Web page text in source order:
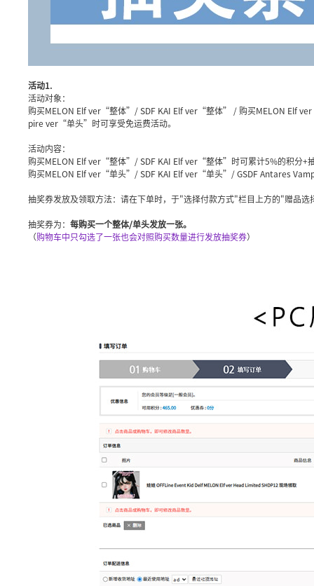
活动1.
活动对象：
购买MELON Elf ver“整体”/ SDF KAI Elf ver“整体” / 购买MELON Elf
pire ver“单头”时可享受免运费活动。
活动内容：
购买MELON Elf ver“整体”/ SDF KAI Elf ver“整体”时可累计5%的积分+
购买MELON Elf ver“单头”/ SDF KAI Elf ver“单头”/ GSDF Antares
抽奖券发放及领取方法：请在下单时，于"选择付款方式"栏目上方的"赠品
抽奖券为： 每购买一个整体/单头发放一张。
（购物车中只勾选了一张也会对照购买数量进行发放抽奖券）